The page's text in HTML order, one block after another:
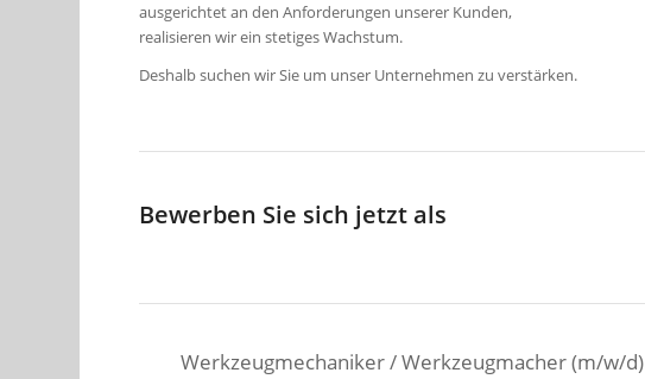
ausgerichtet an den Anforderungen unserer Kunden,
realisieren wir ein stetiges Wachstum.
Deshalb suchen wir Sie um unser Unternehmen zu verstärken.
Bewerben Sie sich jetzt als
Werkzeugmechaniker / Werkzeugmacher (m/w/d)